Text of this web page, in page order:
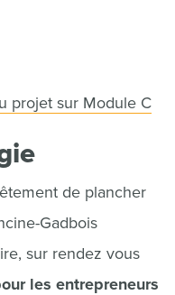
projet sur Module C
de plancher
Gadbois
sur rendez vous
les entrepreneurs